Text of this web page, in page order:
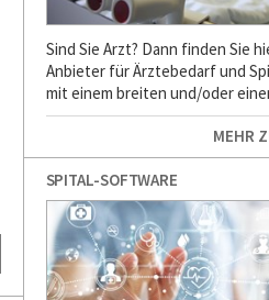
Sind Sie Arzt? Dann finden Sie
Anbieter für Ärztebedarf und
mit einem breiten und/oder
MEHR
SPITAL-SOFTWARE